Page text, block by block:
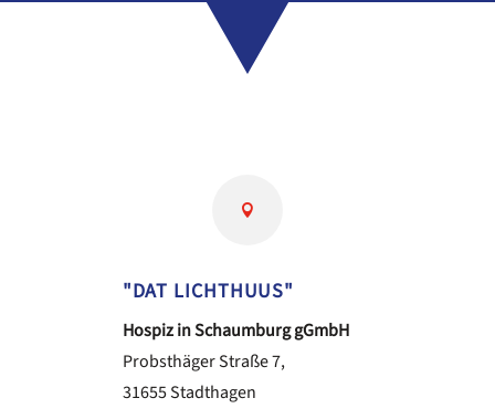

"DAT LICHTHUUS"
Hospiz in Schaumburg gGmbH
Probsthäger Straße 7,
31655 Stadthagen